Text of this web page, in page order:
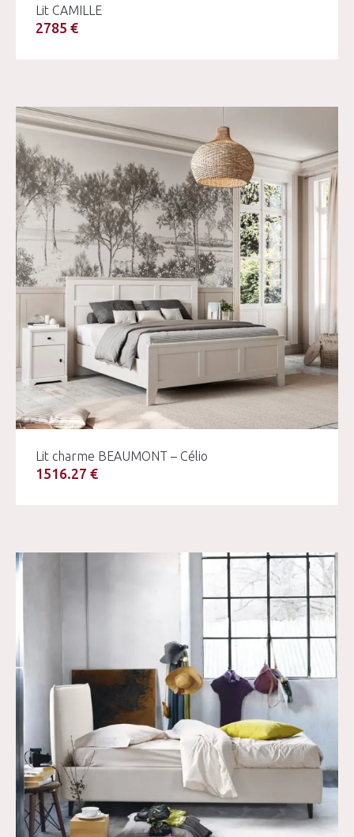
Lit CAMILLE
2785 €
Lit charme BEAUMONT – Célio
1516.27 €